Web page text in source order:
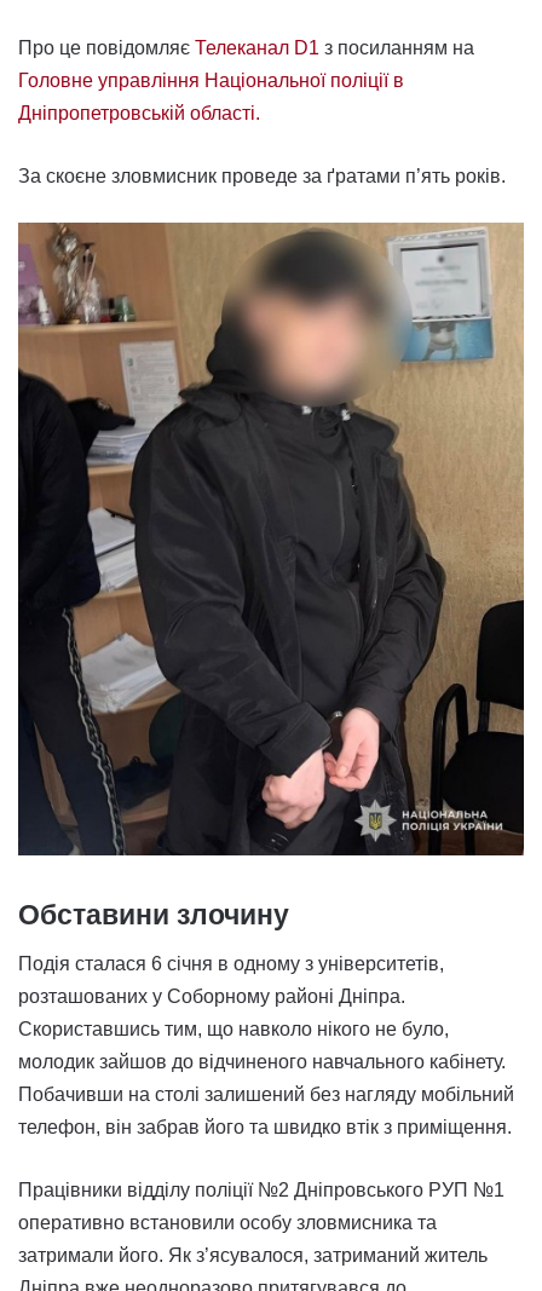
Про це повідомляє Телеканал D1 з посиланням на
Головне управління Національної поліції в
Дніпропетровській області.
За скоєне зловмисник проведе за ґратами п’ять років.
Обставини злочину
Подія сталася 6 січня в одному з університетів,
розташованих у Соборному районі Дніпра.
Скориставшись тим, що навколо нікого не було,
молодик зайшов до відчиненого навчального кабінету.
Побачивши на столі залишений без нагляду мобільний
телефон, він забрав його та швидко втік з приміщення.
Працівники відділу поліції №2 Дніпровського РУП №1
оперативно встановили особу зловмисника та
затримали його. Як з’ясувалося, затриманий житель